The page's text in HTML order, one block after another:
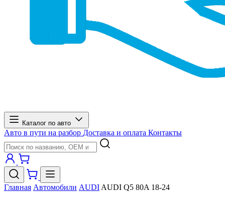
Каталог по авто
Авто в пути на разбор Доставка и оплата Контакты
Главная Автомобили AUDI AUDI Q5 80A 18-24